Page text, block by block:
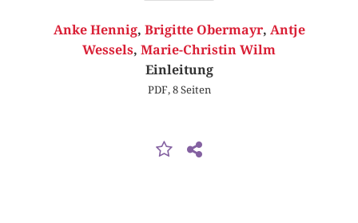
Anke Hennig, Brigitte Obermayr, Antje
Wessels, Marie-Christin Wilm
Einleitung
PDF, 8 Seiten